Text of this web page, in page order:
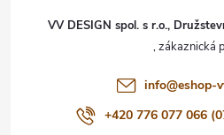
VV DESIGN spol. s r.o.,
info@eshop-
+420 776 077 066